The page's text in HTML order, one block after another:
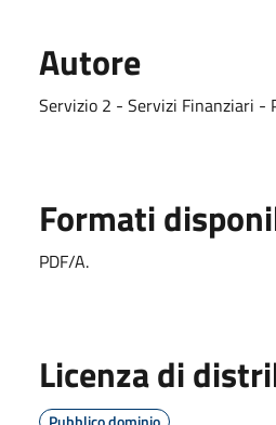
Autore
Servizio 2 - Servizi Finanziari -
Formati
PDF/A.
Licenza di